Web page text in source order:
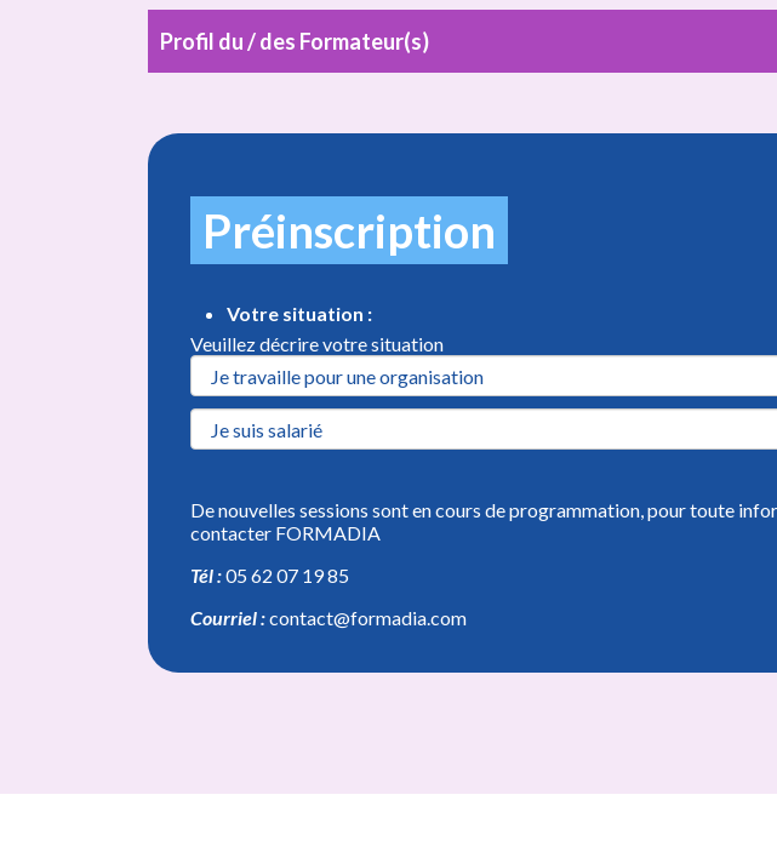
Profil du / des Formateur(s)
Préinscription
Votre situation :
Veuillez décrire votre situation
De nouvelles sessions sont en cours de programmation, pour toute
contacter FORMADIA
Tél :05 62 07 19 85
Courriel :contact@formadia.com